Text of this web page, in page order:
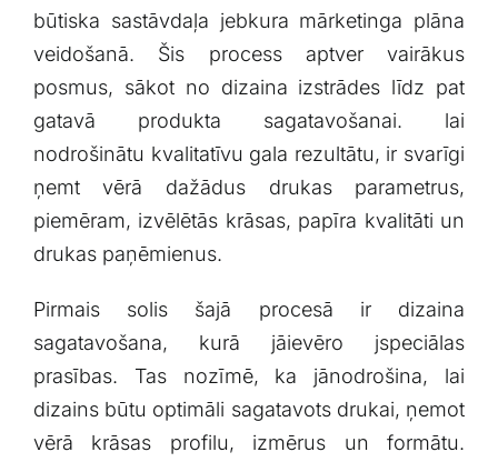
būtiska sastāvdaļa jebkura mārketinga⁣ plāna
veidošanā. Šis process aptver vairākus
posmus, sākot no dizaina izstrādes līdz pat
gatavā produkta‌ sagatavošanai. lai
nodrošinātu​ kvalitatīvu gala rezultātu, ir svarīgi⁢
ņemt ‍vērā dažādus drukas ‍parametrus,
piemēram, izvēlētās krāsas, papīra ⁤kvalitāti un
drukas ‌paņēmienus.
Pirmais⁤ solis šajā procesā ir dizaina
sagatavošana, kurā jāievēro​ jspeciālas
‌prasības.⁤ Tas ⁣nozīmē, ka jānodrošina, lai
dizains būtu optimāli ⁢sagatavots drukai, ņemot
vērā ⁢krāsas‌ profilu, ‍izmērus un formātu.⁣